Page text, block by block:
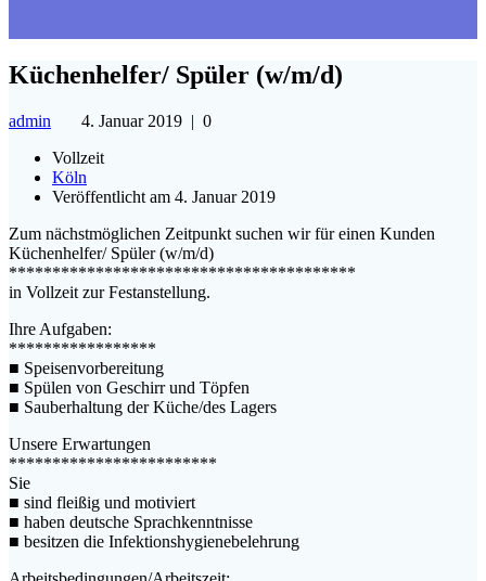
Küchenhelfer/ Spüler (w/m/d)
admin 4. Januar 2019 | 0
Vollzeit
Köln
Veröffentlicht am 4. Januar 2019
Zum nächstmöglichen Zeitpunkt suchen wir für einen Kunden
Küchenhelfer/ Spüler (w/m/d)
****************************************
in Vollzeit zur Festanstellung.
Ihre Aufgaben:
*****************
■ Speisenvorbereitung
■ Spülen von Geschirr und Töpfen
■ Sauberhaltung der Küche/des Lagers
Unsere Erwartungen
************************
Sie
■ sind fleißig und motiviert
■ haben deutsche Sprachkenntnisse
■ besitzen die Infektionshygienebelehrung